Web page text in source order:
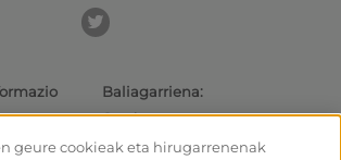
Baliagarriena:
Gaurkotasuna
geure cookieak eta hirugarrenenak